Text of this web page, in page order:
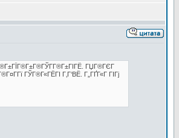
ГЏГ®ГЄГ
ГЎГ®Г«ГЁГІ Г‚Г‘ВЁ. Г„ГҐГ«Г ГІГј